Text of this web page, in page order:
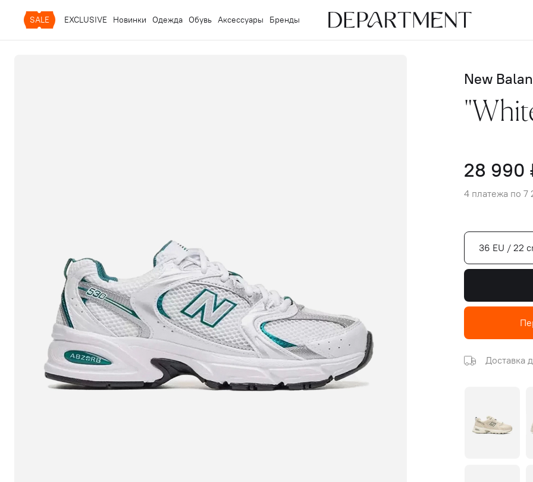
SALE EXCLUSIVE Новинки Одежда Обувь Аксессуары Бренды
New
28 990
4 платежа по 7
36 EU / 22
Доставка